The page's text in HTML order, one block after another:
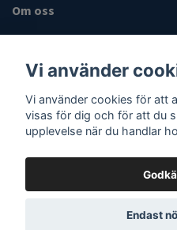
Om oss
Sociala medier
© 2026
Vi använder
Vi använder cookies för att
visas för dig och för att du
upplevelse när du handlar
Endast